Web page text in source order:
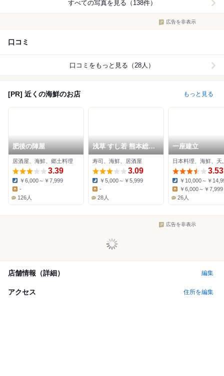
すべての写真を見る（138件）
広告を非表示
口コミ
口コミをもっと見る（28人）
[PR] 近くの海鮮のお店 もっと見る
肥後の陣屋
居酒屋、海鮮、郷土料理
3.39
Dinner:
￥6,000～￥7,999
-
126人
浅草 すし若 熊本総本
店
寿司、海鮮、居酒屋
3.09
Dinner:
￥5,000～￥5,999
Lunch:
-
28人
一座建立
日本料理、海鮮、天
3.53
Dinner:
￥10,000～￥
Lunch:
￥6,000～￥7,999
26人
広告を非表示
店舗情報（詳細） 編集
アクセス 住所を編集